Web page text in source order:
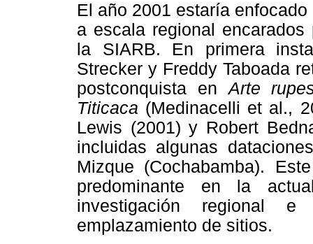
El año 2001 estaría
a escala regional
la SIARB. En primera
Strecker y Freddy Taboada
postconquista enArte
Titicaca (Medinacelli et al.,
Lewis (2001) y Robert
incluidas algunas
Mizque (Cochabamba).
predominante en la
investigación regional
emplazamiento de sitios.